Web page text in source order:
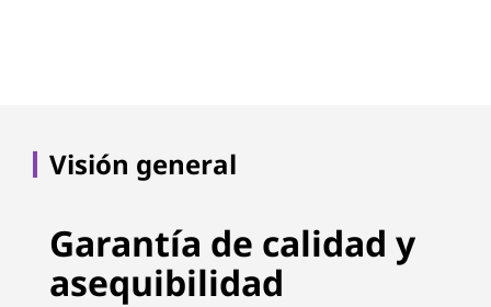
Visión general
Garantía de calidad y
asequibilidad